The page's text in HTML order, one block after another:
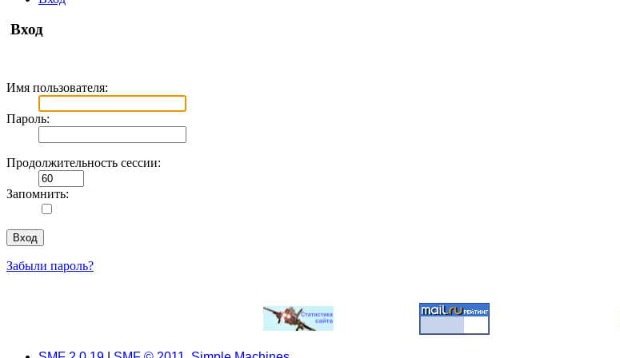
Вход
Имя пользователя:
Пароль:
Продолжительность сессии:
Запомнить:
Забыли пароль?